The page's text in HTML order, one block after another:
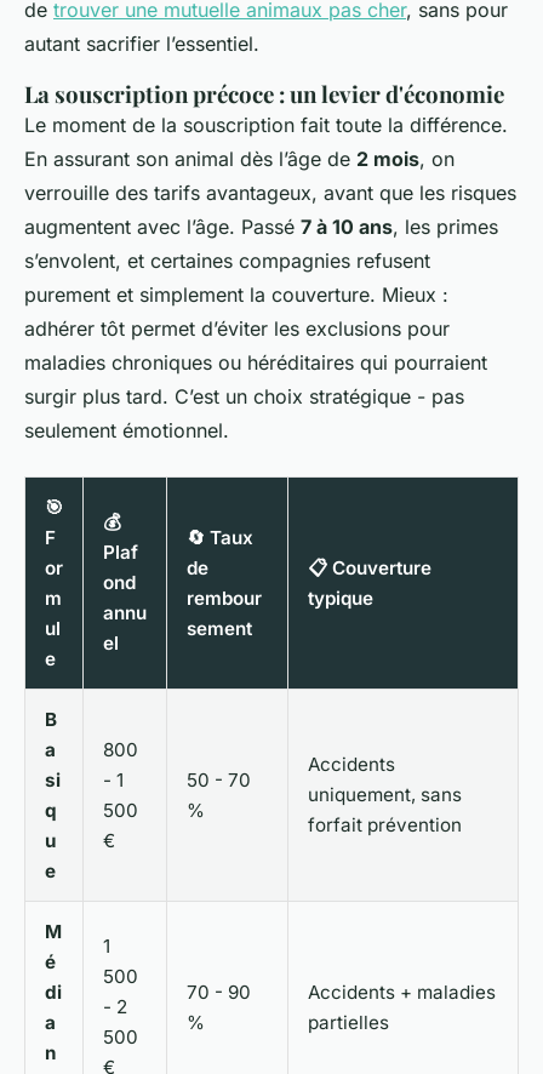
de trouver une mutuelle animaux pas cher, sans pour
autant sacrifier l’essentiel.
La souscription précoce : un levier d'économie
Le moment de la souscription fait toute la différence.
En assurant son animal dès l’âge de 2 mois, on
verrouille des tarifs avantageux, avant que les risques
augmentent avec l’âge. Passé 7 à 10 ans, les primes
s’envolent, et certaines compagnies refusent
purement et simplement la couverture. Mieux :
adhérer tôt permet d’éviter les exclusions pour
maladies chroniques ou héréditaires qui pourraient
surgir plus tard. C’est un choix stratégique - pas
seulement émotionnel.
🎯
F
or
m
ul
e
💰
Plaf
ond
annu
el
🔄 Taux
de
rembour
sement
📋 Couverture
typique
B
a
si
q
u
e
800
- 1
500
€
50 - 70
%
Accidents
uniquement, sans
forfait prévention
M
é
di
a
n
1
500
- 2
500
€
70 - 90
%
Accidents + maladies
partielles